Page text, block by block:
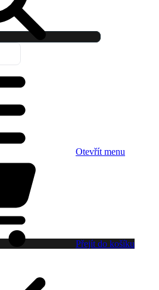
Otevřít menu
Přejít do košíku